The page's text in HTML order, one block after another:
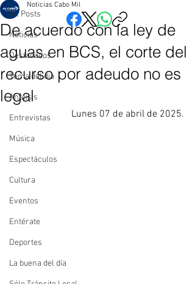
All Posts
Noticias
Destacados
Tema del dia
Analisis
Entrevistas
Música
Espectáculos
Cultura
Eventos
Entérate
Deportes
La buena del día
De acuerdo con la ley de
aguas en BCS, el corte del
recurso por adeudo no es
legal
Noticias Cabo Mil
Lunes 07 de abril de 2025.